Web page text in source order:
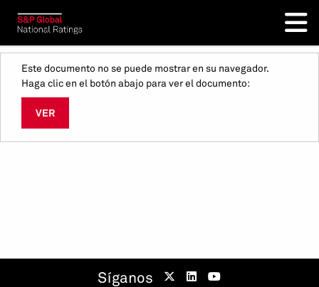
Este documento no se puede mostrar en su navegador.
Haga clic en el botón abajo para ver el documento:
VER
Síganos